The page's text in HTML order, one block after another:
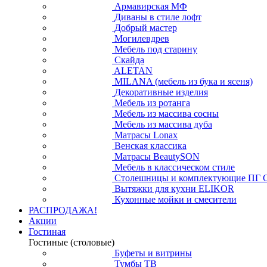
Армавирская МФ
Диваны в стиле лофт
Добрый мастер
Могилевдрев
Мебель под старину
Скайда
ALETAN
MILANA (мебель из бука и ясеня)
Декоративные изделия
Мебель из ротанга
Мебель из массива сосны
Мебель из массива дуба
Матрасы Lonax
Венская классика
Матрасы BeautySON
Мебель в классическом стиле
Столешницы и комплектующие ПГ
Вытяжки для кухни ELIKOR
Кухонные мойки и смесители
РАСПРОДАЖА!
Акции
Гостиная
Гостиные (столовые)
Буфеты и витрины
Тумбы ТВ